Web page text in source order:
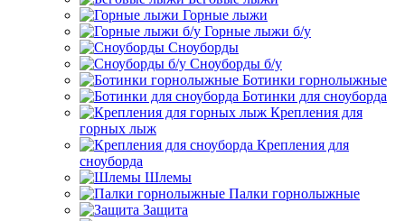
Горные лыжи
Горные лыжи б/у
Сноуборды
Сноуборды б/у
Ботинки горнолыжные
Ботинки для сноуборда
Крепления для
горных лыж
Крепления для
сноуборда
Шлемы
Палки горнолыжные
Защита